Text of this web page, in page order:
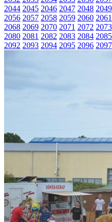
2044 2045 2046 2047 2048 2049
2056 2057 2058 2059 2060 2061
2068 2069 2070 2071 2072 2073
2080 2081 2082 2083 2084 2085
2092 2093 2094 2095 2096 2097